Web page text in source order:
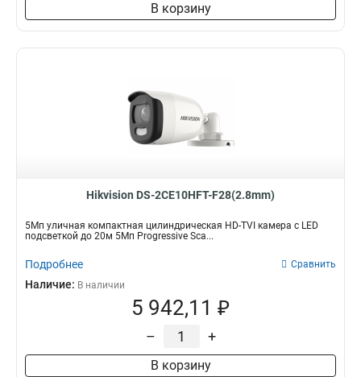
В корзину
Hikvision DS-2CE10HFT-F28(2.8mm)
5Мп уличная компактная цилиндрическая HD-TVI камера с LED
подсветкой до 20м 5Мп Progressive Sca...
Подробнее Сравнить
Наличие: В наличии
5 942,11 ₽
– +
В корзину